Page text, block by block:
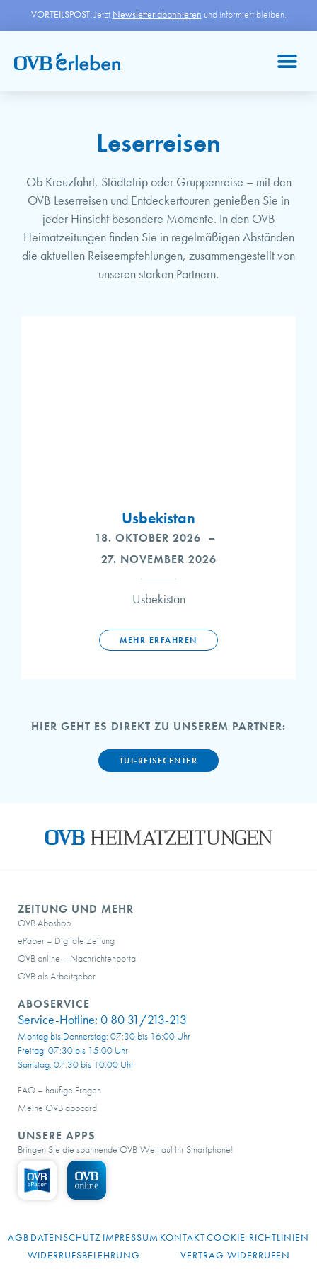
VORTEILSPOST:Jetzt Newsletter abonnieren und informiert bleiben.
Leserreisen
Ob Kreuzfahrt, Städtetrip oder Gruppenreise – mit den
OVB Leserreisen und Entdeckertouren genießen Sie in
jeder Hinsicht besondere Momente. In den OVB
Heimatzeitungen finden Sie in regelmäßigen Abständen
die aktuellen Reiseempfehlungen, zusammengestellt von
unseren starken Partnern.
Usbekistan
18. OKTOBER 2026 –
27. NOVEMBER 2026
Usbekistan
MEHR ERFAHREN
HIER GEHT ES DIREKT ZU UNSEREM PARTNER:
TUI-REISECENTER
ZEITUNG UND MEHR
OVB Aboshop
ePaper – Digitale Zeitung
OVB online – Nachrichtenportal
OVB als Arbeitgeber
ABOSERVICE
Service-Hotline: 0 80 31/213-213
Montag bis Donnerstag: 07:30 bis 16:00 Uhr
Freitag: 07:30 bis 15:00 Uhr
Samstag: 07:30 bis 10:00 Uhr
FAQ – häufige Fragen
Meine OVB abocard
UNSERE APPS
Bringen Sie die spannende OVB-Welt auf Ihr Smartphone!
AGB DATENSCHUTZ IMPRESSUM KONTAKTCOOKIE-RICHTLINIEN
WIDERRUFSBELEHRUNG
VERTRAG WIDERRUFEN